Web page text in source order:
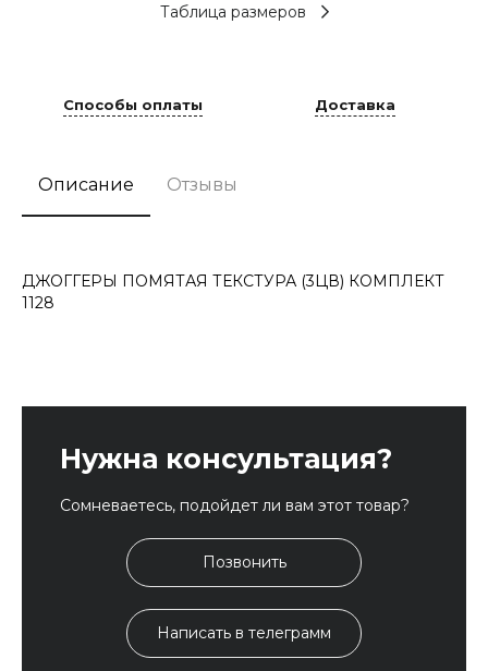
Таблица размеров
Способы оплаты Доставка
Описание Отзывы
ДЖОГГЕРЫ ПОМЯТАЯ ТЕКСТУРА (3ЦВ) КОМПЛЕКТ
1128
Нужна консультация?
Сомневаетесь, подойдет ли вам этот товар?
Позвонить
Написать в телеграмм